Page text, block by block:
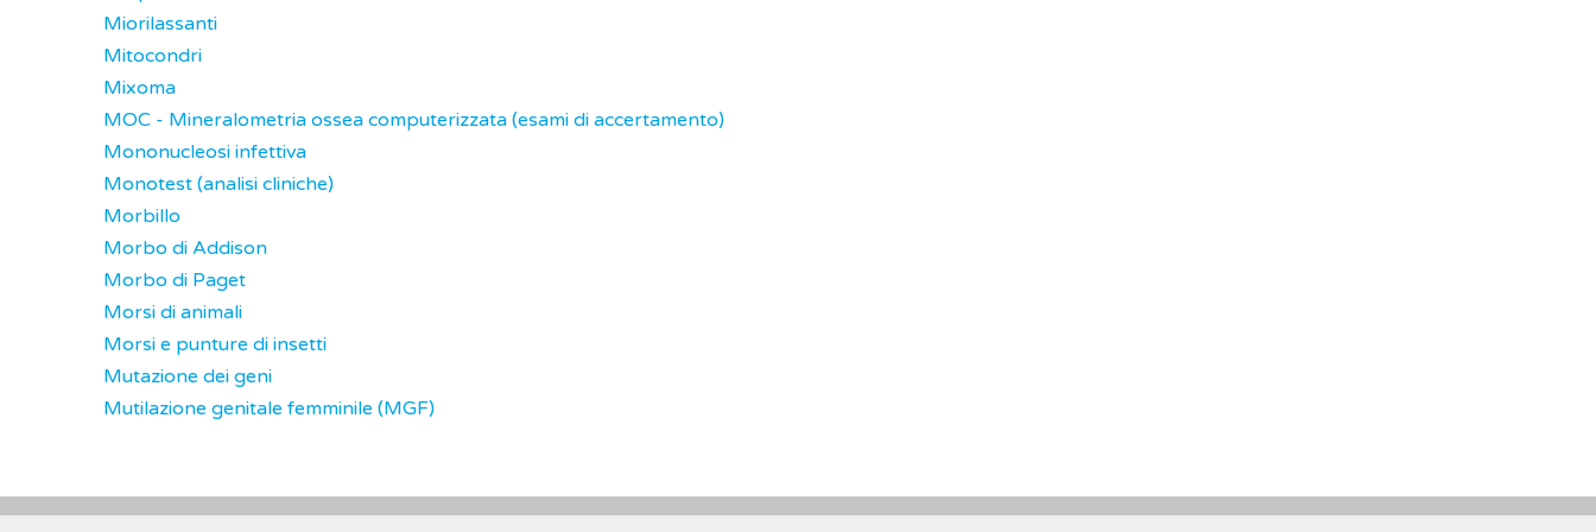
Miorilassanti
Mitocondri
Mixoma
MOC - Mineralometria ossea computerizzata (esami di accertamento)
Mononucleosi infettiva
Monotest (analisi cliniche)
Morbillo
Morbo di Addison
Morbo di Paget
Morsi di animali
Morsi e punture di insetti
Mutazione dei geni
Mutilazione genitale femminile (MGF)